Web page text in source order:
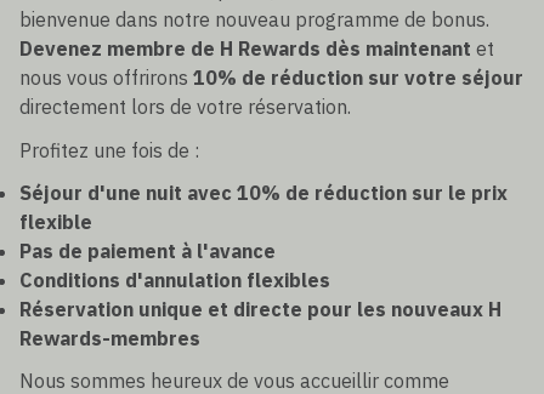
bienvenue dans notre nouveau programme de bonus.
Devenez membre de H Rewards dès maintenant et
nous vous offrirons 10% de réduction sur votre séjour
directement lors de votre réservation.
Profitez une fois de :
Séjour d'une nuit avec 10% de réduction sur le prix
flexible
Pas de paiement à l'avance
Conditions d'annulation flexibles
Réservation unique et directe pour les nouveaux H
Rewards-membres
Nous sommes heureux de vous accueillir comme